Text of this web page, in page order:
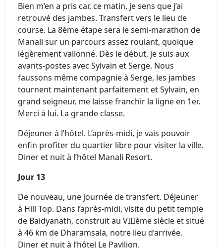
Bien m’en a pris car, ce matin, je sens que j’ai
retrouvé des jambes. Transfert vers le lieu de
course. La 8ème étape sera le semi-marathon de
Manali sur un parcours assez roulant, quoique
légèrement vallonné. Dès le début, je suis aux
avants-postes avec Sylvain et Serge. Nous
faussons même compagnie à Serge, les jambes
tournent maintenant parfaitement et Sylvain, en
grand seigneur, me laisse franchir la ligne en 1er.
Merci à lui. La grande classe.
Déjeuner à l’hôtel. L’après-midi, je vais pouvoir
enfin profiter du quartier libre pour visiter la ville.
Diner et nuit à l’hôtel Manali Resort.
Jour 13
De nouveau, une journée de transfert. Déjeuner
à Hill Top. Dans l’après-midi, visite du petit temple
de Baidyanath, construit au VIIIème siècle et situé
à 46 km de Dharamsala, notre lieu d’arrivée.
Diner et nuit à l’hôtel Le Pavilion.